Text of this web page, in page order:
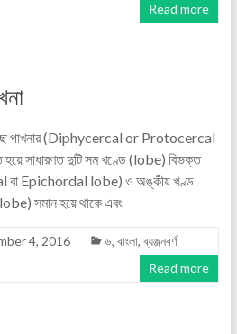
Read more
পুচ্ছ পাখনার (Diphycercal or Protocercal
সাধারণত দুটি সম খণ্ডে (lobe) বিভক্ত
বা Epichordal lobe) ও অঙ্কীয় খণ্ড
সমান হয়ে থাকে এবং
4, 2016 ড, বাংলা,ব্যঞ্জনবর্ণ
Read more